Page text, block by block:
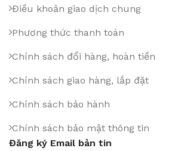
Điều khoản giao dịch chung
Phương thức thanh toán
Chính sách đổi hàng, hoàn tiền
Chính sách giao hàng, lắp đặt
Chính sách bảo hành
Chính sách bảo mật thông tin
Đăng ký Email bản tin